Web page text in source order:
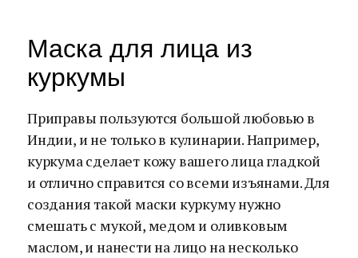
Маска для лица из
куркумы
Приправы пользуются большой любовью в
Индии, и не только в кулинарии. Например,
куркума сделает кожу вашего лица гладкой
и отлично справится со всеми изъянами. Для
создания такой маски куркуму нужно
смешать с мукой, медом и оливковым
маслом, и нанести на лицо на несколько